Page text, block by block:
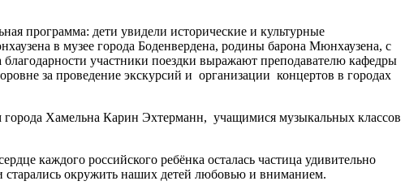
программа: дети увидели исторические и культурные
в музее города Боденвердена, родины барона Мюнхаузена, с
участники поездки выражают преподавателю кафедры
за проведение экскурсий и организации концертов в городах
города Хамельна Карин Эхтерманн, учащимися музыкальных классов
каждого российского ребёнка осталась частица удивительно
старались окружить наших детей любовью и вниманием.